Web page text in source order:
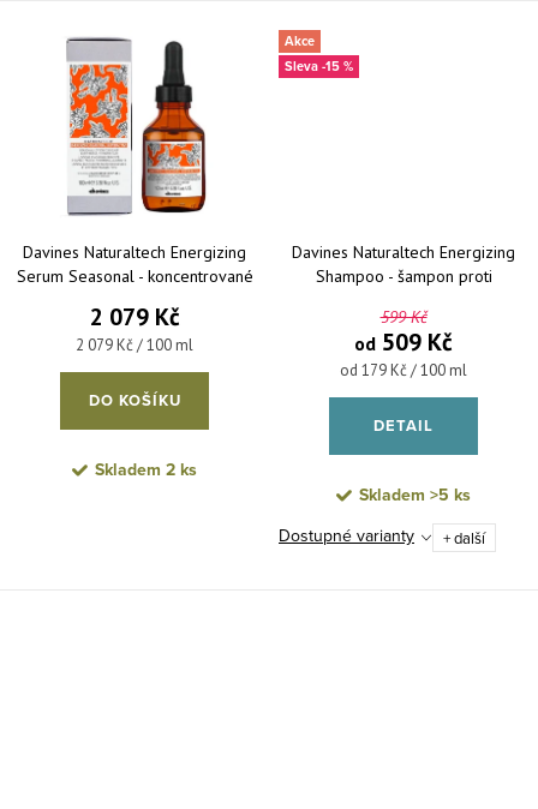
Davines Naturaltech Energizing
Serum Seasonal - koncentrované
vlasů 100 ml
2 079 Kč
Měrná cena:
2 079 Kč / 100 ml
DO KOŠÍKU
Skladem 2 ks
Akce
-15 %
Davines Naturaltech Energizing
Shampoo - šampon proti
599 Kč
od 509 Kč
Měrná cena:
od 179 Kč / 100 ml
DETAIL
Skladem >5 ks
Dostupné varianty + další